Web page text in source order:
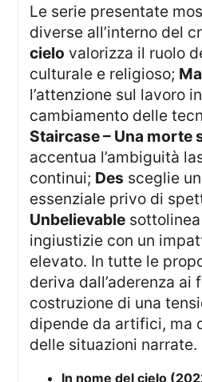
Le serie presentate mostrano traiettorie
diverse all’interno del
cielo valorizza il ruolo
culturale e religioso;
l’attenzione sul lavoro
cambiamento delle
Staircase – Una morte
accentua l’ambiguità
continui; Des sceglie
essenziale privo di
Unbelievable
ingiustizie con un
elevato. In tutte le
deriva dall’aderenza ai
costruzione di una
dipende da artifici, ma
delle situazioni narrate.
In nome del cielo